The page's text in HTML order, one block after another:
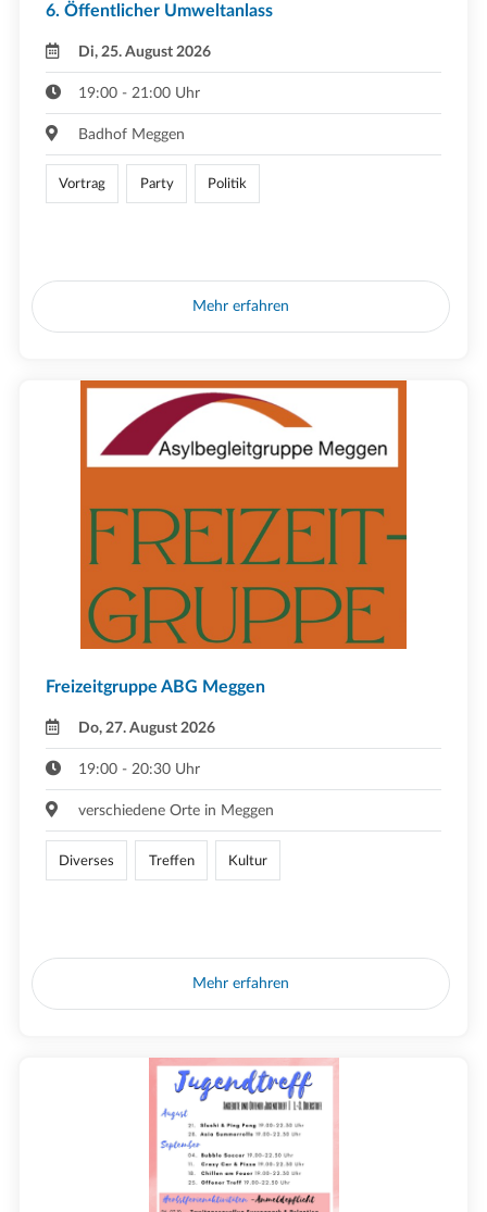
6. Öffentlicher Umweltanlass
Di, 25. August 2026
19:00 - 21:00 Uhr
Badhof Meggen
Vortrag Party Politik
Mehr erfahren
Freizeitgruppe ABG Meggen
Do, 27. August 2026
19:00 - 20:30 Uhr
verschiedene Orte in Meggen
Diverses Treffen Kultur
Mehr erfahren